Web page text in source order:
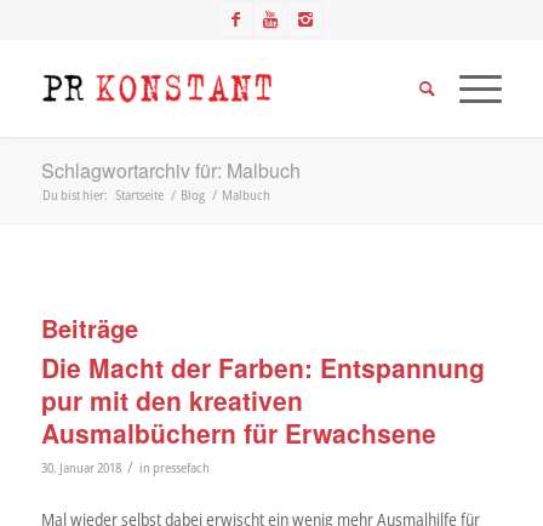
Schlagwortarchiv für: Malbuch
Du bist hier: Startseite / Blog / Malbuch
Beiträge
Die Macht der Farben: Entspannung
pur mit den kreativen
Ausmalbüchern für Erwachsene
30. Januar 2018 / in pressefach
Mal wieder selbst dabei erwischt ein wenig mehr Ausmalhilfe für